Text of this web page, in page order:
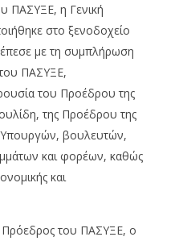
ΠΑΣΥΞΕ, η Γενική
στο ξενοδοχείο
με τη συμπλήρωση
ΠΑΣΥΞΕ,
του Προέδρου της
της Προέδρου της
Υπουργών, βουλευτών,
και φορέων, καθώς
και
του ΠΑΣΥΞΕ, ο